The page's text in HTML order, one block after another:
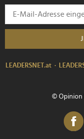
haben oder die sie
gesammelt haben.
LEADERSNET.at
© Opinion